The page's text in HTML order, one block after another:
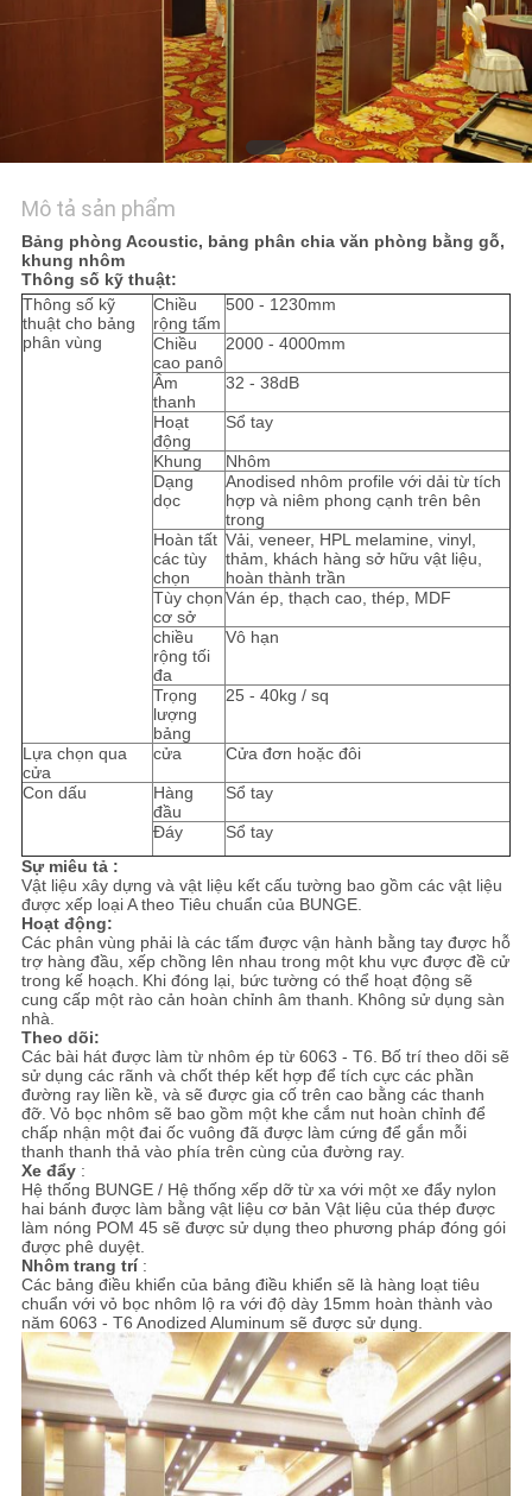
TỨC
CẦU
GIÁ
SƠ
ĐỒ
Mô tả sản phẩm
Bảng phòng Acoustic, bảng phân chia văn phòng bằng gỗ,
khung nhôm
Thông số kỹ thuật:
Thông số kỹ
thuật cho bảng
phân vùng
Chiều
rộng tấm
500 - 1230mm
Chiều
cao panô
2000 - 4000mm
Âm
thanh
32 - 38dB
Hoạt
động
Sổ tay
Khung
Nhôm
Dạng
dọc
Anodised nhôm profile với dải từ tích
hợp và niêm phong cạnh trên bên
trong
Hoàn tất
các tùy
chọn
Vải, veneer, HPL melamine, vinyl,
thảm, khách hàng sở hữu vật liệu,
hoàn thành trần
Tùy chọn
cơ sở
Ván ép, thạch cao, thép, MDF
chiều
rộng tối
đa
Vô hạn
Trọng
lượng
bảng
25 - 40kg / sq
Lựa chọn qua
cửa
cửa Cửa đơn hoặc đôi
Con dấu
Hàng
đầu
Sổ tay
Đáy
Sổ tay
Sự miêu tả :
Vật liệu xây dựng và vật liệu kết cấu tường bao gồm các vật liệu
được xếp loại A theo Tiêu chuẩn của BUNGE.
Hoạt động:
Các phân vùng phải là các tấm được vận hành bằng tay được hỗ
trợ hàng đầu, xếp chồng lên nhau trong một khu vực được đề cử
trong kế hoạch. Khi đóng lại, bức tường có thể hoạt động sẽ
cung cấp một rào cản hoàn chỉnh âm thanh. Không sử dụng sàn
nhà.
Theo dõi:
Các bài hát được làm từ nhôm ép từ 6063 - T6. Bố trí theo dõi sẽ
sử dụng các rãnh và chốt thép kết hợp để tích cực các phần
đường ray liền kề, và sẽ được gia cố trên cao bằng các thanh
đỡ. Vỏ bọc nhôm sẽ bao gồm một khe cắm nut hoàn chỉnh để
chấp nhận một đai ốc vuông đã được làm cứng để gắn mỗi
thanh thanh thả vào phía trên cùng của đường ray.
Xe đẩy:
Hệ thống BUNGE / Hệ thống xếp dỡ từ xa với một xe đẩy nylon
hai bánh được làm bằng vật liệu cơ bản Vật liệu của thép được
làm nóng POM 45 sẽ được sử dụng theo phương pháp đóng gói
được phê duyệt.
Nhôm trang trí:
Các bảng điều khiển của bảng điều khiển sẽ là hàng loạt tiêu
chuẩn với vỏ bọc nhôm lộ ra với độ dày 15mm hoàn thành vào
năm 6063 - T6 Anodized Aluminum sẽ được sử dụng.